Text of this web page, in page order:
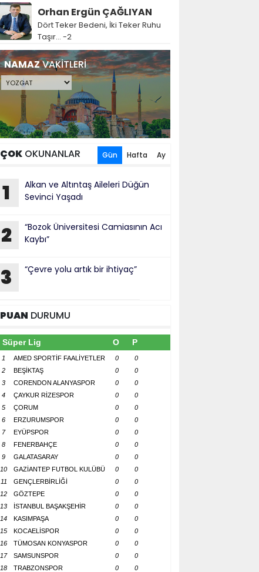
Orhan Ergün ÇAĞLIYAN
Dört Teker Bedeni, İki Teker Ruhu
Taşır… -2
NAMAZVAKİTLERİ
ÇOKOKUNANLAR Gün Hafta Ay
1
Alkan ve Altıntaş Aileleri Düğün
Sevinci Yaşadı
2
“Bozok Üniversitesi Camiasının Acı
Kaybı”
3 “Çevre yolu artık bir ihtiyaç”
PUAN DURUMU
Süper Lig O P
1 AMED SPORTİF FAALİYETLER 0
0
2
BEŞİKTAŞ 0
0
3
CORENDON ALANYASPOR 0
0
4
ÇAYKUR RİZESPOR 0
0
5
ÇORUM 0
0
6
ERZURUMSPOR 0
0
7
EYÜPSPOR 0
0
8
FENERBAHÇE 0
0
9
GALATASARAY 0
0
10
GAZİANTEP FUTBOL KULÜBÜ 0
0
11
GENÇLERBİRLİĞİ 0
0
12
GÖZTEPE 0
0
13
İSTANBUL BAŞAKŞEHİR 0
0
14
KASIMPAŞA 0
0
15
KOCAELİSPOR 0
0
16
TÜMOSAN KONYASPOR 0
0
17
SAMSUNSPOR 0
0
18
TRABZONSPOR 0 0